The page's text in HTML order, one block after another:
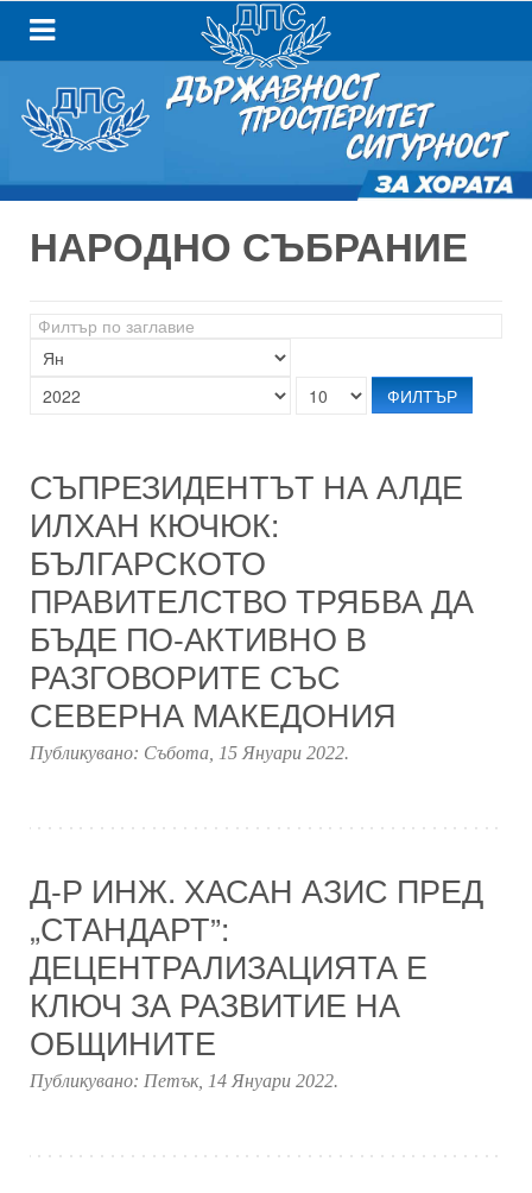
НАРОДНО СЪБРАНИЕ
Филтър
по
заглавие
ФИЛТЪР
СЪПРЕЗИДЕНТЪТ НА АЛДЕ
ИЛХАН КЮЧЮК:
БЪЛГАРСКОТО
ПРАВИТЕЛСТВО ТРЯБВА ДА
БЪДЕ ПО-АКТИВНО В
РАЗГОВОРИТЕ СЪС
СЕВЕРНА МАКЕДОНИЯ
Публикувано: Събота, 15 Януари 2022.
Д-Р ИНЖ. ХАСАН АЗИС ПРЕД
„СТАНДАРТ”:
ДЕЦЕНТРАЛИЗАЦИЯТА Е
КЛЮЧ ЗА РАЗВИТИЕ НА
ОБЩИНИТЕ
Публикувано: Петък, 14 Януари 2022.